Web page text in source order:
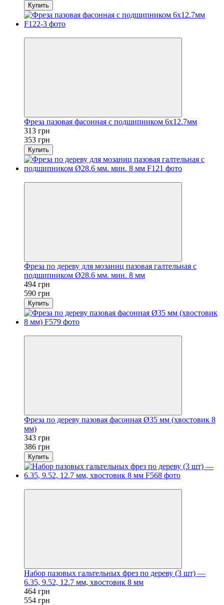
Купить
Фреза пазовая фасонная с подшипником 6x12.7мм
313 грн
353 грн
Купить
Фреза по дереву для мозаниц пазовая галтельная с
подшипником Ø28.6 мм. мин. 8 мм
494 грн
590 грн
Купить
Фреза по дереву пазовая фасонная Ø35 мм (хвостовик 8
мм)
343 грн
386 грн
Купить
Набор пазовых гальтельных фрез по дереву (3 шт) —
6.35, 9.52, 12.7 мм, хвостовик 8 мм
464 грн
554 грн